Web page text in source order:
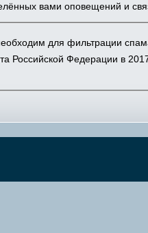
вами оповещений и
для фильтрации
Российской Федерации в